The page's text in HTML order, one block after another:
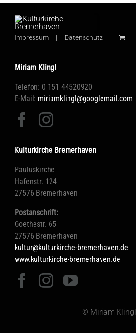
Impressum Datenschutz
Miriam Klingl
Telefon: 0 151 44520920
E-Mail: miriamklingl@googlemail.com
Kulturkirche Bremerhaven
Pauluskirche
Hafenstr. 124
27576 Bremerhaven
Postanschrift:
Goethestr. 65
27576 Bremerhaven
kultur@kulturkirche-bremerhaven.de
www.kulturkirche-bremerhaven.de
© Miriam Klingl